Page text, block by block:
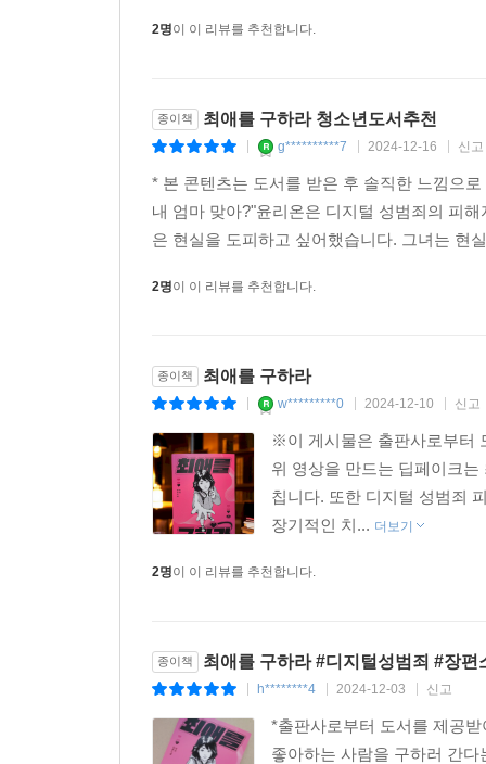
2명이 이 리뷰를 추천합니다.
종이책 최애를 구하라 청소년도서추천
g**********7 2024-12-16 신고
* 본 콘텐츠는 도서를 받은 후 솔직한 느낌으
내 엄마 맞아?"윤리온은 디지털 성범죄의 피
은 현실을 도피하고 싶어했습니다. 그녀는 현
2명이 이 리뷰를 추천합니다.
종이책 최애를 구하라
w*********0 2024-12-10 신고
※이 게시물은 출판사로부터
위 영상을 만드는 딥페이크
칩니다. 또한 디지털 성범죄
장기적인 치... 더보기
2명이 이 리뷰를 추천합니다.
종이책 최애를 구하라 #디지털성범죄 #장편
h********4 2024-12-03 신고
*출판사로부터 도서를 제공
좋아하는 사람을 구하러 간